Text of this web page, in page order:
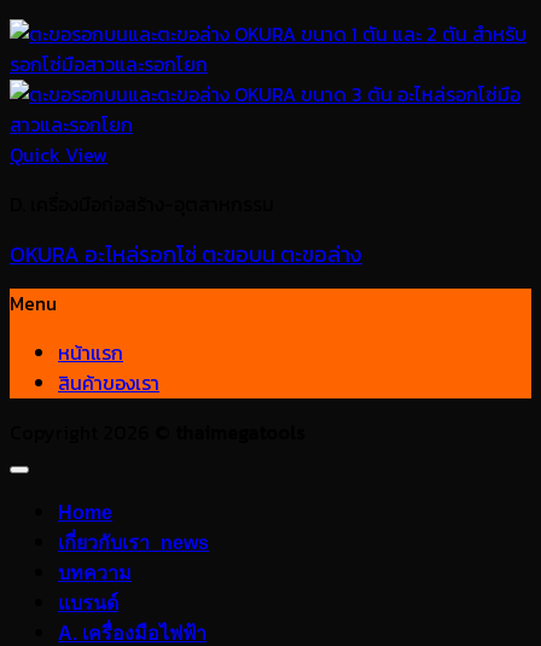
Quick View
OKURA อะไหล่รอกโซ่ ตะขอบน ตะขอล่าง
Menu
หน้าแรก
สินค้าของเรา
Home
เกี่ยวกับเรา_news
บทความ
แบรนด์
A. เครื่องมือไฟฟ้า